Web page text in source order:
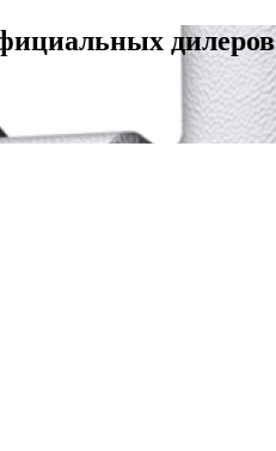
дилеров